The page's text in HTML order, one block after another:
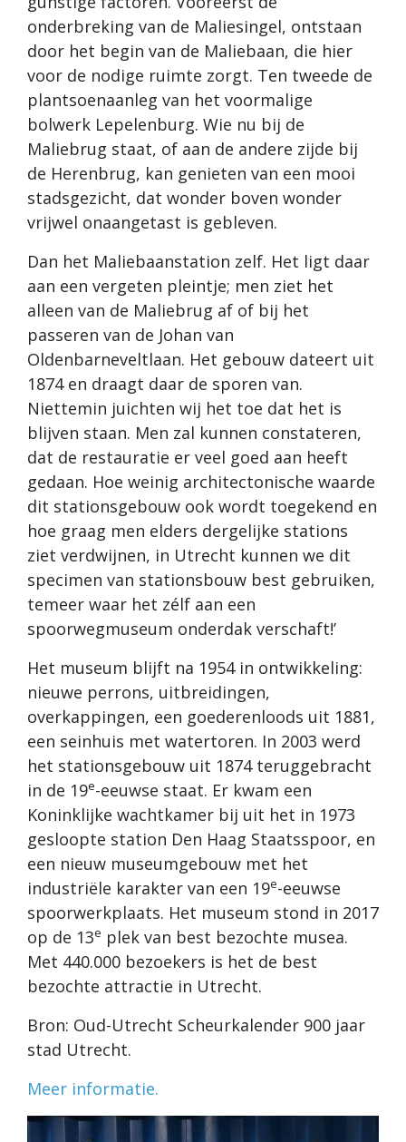
onderbreking van de Maliesingel, ontstaan
door het begin van de Maliebaan, die hier
voor de nodige ruimte zorgt. Ten tweede de
plantsoenaanleg van het voormalige
bolwerk Lepelenburg. Wie nu bij de
Maliebrug staat, of aan de andere zijde bij
de Herenbrug, kan genieten van een mooi
stadsgezicht, dat wonder boven wonder
vrijwel onaangetast is gebleven.
Dan het Maliebaanstation zelf. Het ligt daar
aan een vergeten pleintje; men ziet het
alleen van de Maliebrug af of bij het
passeren van de Johan van
Oldenbarneveltlaan. Het gebouw dateert uit
1874 en draagt daar de sporen van.
Niettemin juichten wij het toe dat het is
blijven staan. Men zal kunnen constateren,
dat de restauratie er veel goed aan heeft
gedaan. Hoe weinig architectonische waarde
dit stationsgebouw ook wordt toegekend en
hoe graag men elders dergelijke stations
ziet verdwijnen, in Utrecht kunnen we dit
specimen van stationsbouw best gebruiken,
temeer waar het zélf aan een
spoorwegmuseum onderdak verschaft!’
Het museum blijft na 1954 in ontwikkeling:
nieuwe perrons, uitbreidingen,
overkappingen, een goederenloods uit 1881,
een seinhuis met watertoren. In 2003 werd
het stationsgebouw uit 1874 teruggebracht
in de 19e-eeuwse staat. Er kwam een
Koninklijke wachtkamer bij uit het in 1973
gesloopte station Den Haag Staatsspoor, en
een nieuw museumgebouw met het
industriële karakter van een 19e-eeuwse
spoorwerkplaats. Het museum stond in 2017
op de 13e plek van best bezochte musea.
Met 440.000 bezoekers is het de best
bezochte attractie in Utrecht.
Bron: Oud-Utrecht Scheurkalender 900 jaar
stad Utrecht.
Meer informatie.